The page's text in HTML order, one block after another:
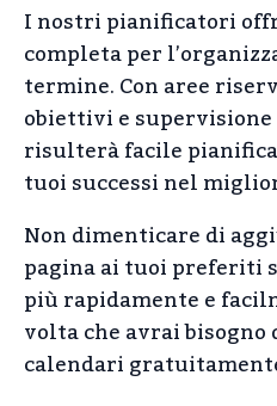
I nostri pianificatori
completa per
termine. Con aree
obiettivi e
risulterà facile
tuoi successi nel
Non dimenticare di
pagina ai tuoi preferiti
più rapidamente e
volta che avrai
calendari